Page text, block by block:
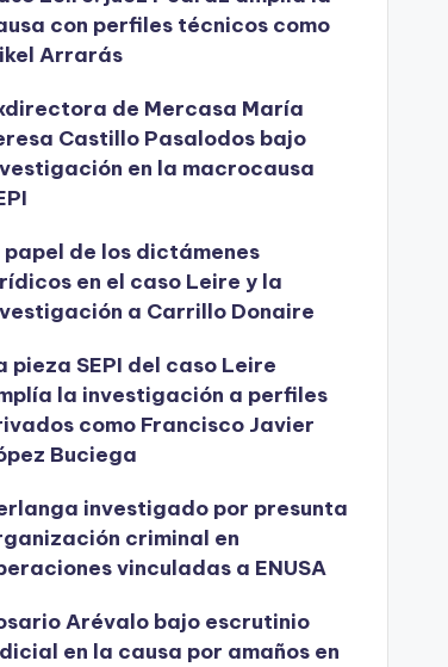
con perfiles técnicos como
Arrarás
de Mercasa María
Castillo Pasalodos bajo
en la macrocausa
papel de los dictámenes
en el caso Leire y la
a Carrillo Donaire
pieza SEPI del caso Leire
la investigación a perfiles
como Francisco Javier
Buciega
investigado por presunta
criminal en
vinculadas a ENUSA
Arévalo bajo escrutinio
en la causa por amaños en